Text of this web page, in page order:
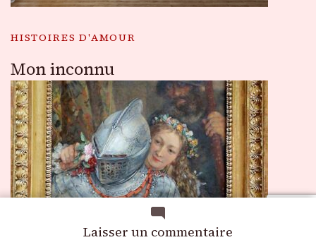
Laisser un commentaire
HISTOIRES D'AMOUR
Mon inconnu